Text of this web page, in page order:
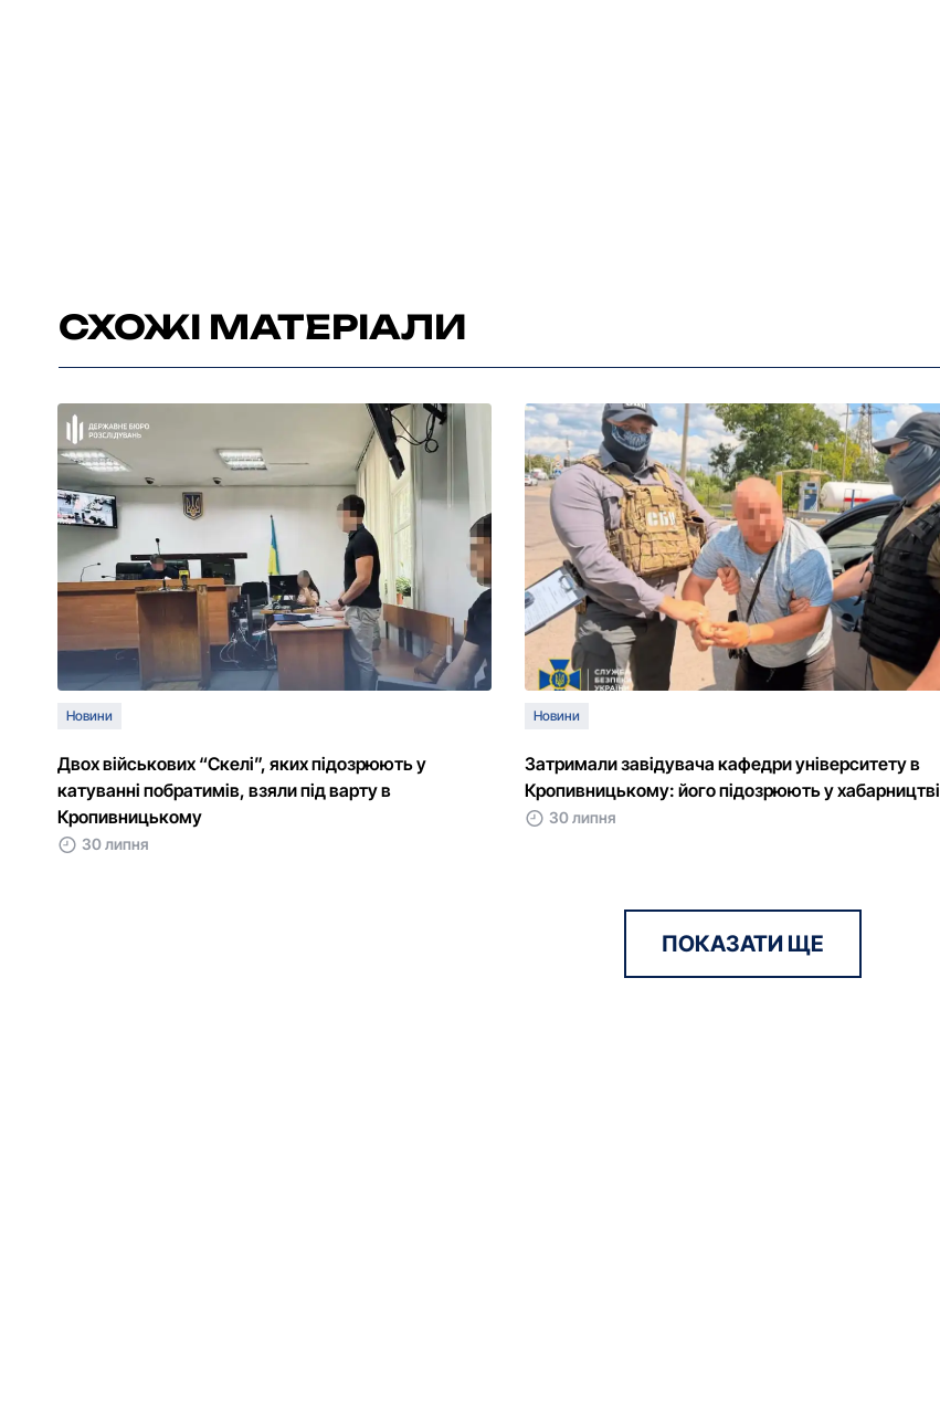
СХОЖІ МАТЕРІАЛИ
Новини
Двох військових “Скелі”, яких підозрюють у
катуванні побратимів, взяли під варту в
Кропивницькому
30 липня
Новини
Затримали завідувача кафедри університету в
Кропивницькому: його підозрюють у хабарництві
30 липня
ПОКАЗАТИ ЩЕ